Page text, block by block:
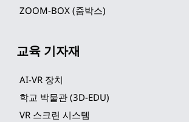
ZOOM-BOX (줌박스)
교육 기자재
AI-VR 장치
학교 박물관 (3D-EDU)
VR 스크린 시스템